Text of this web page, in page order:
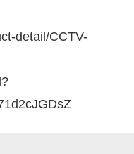
detail/CCTV-